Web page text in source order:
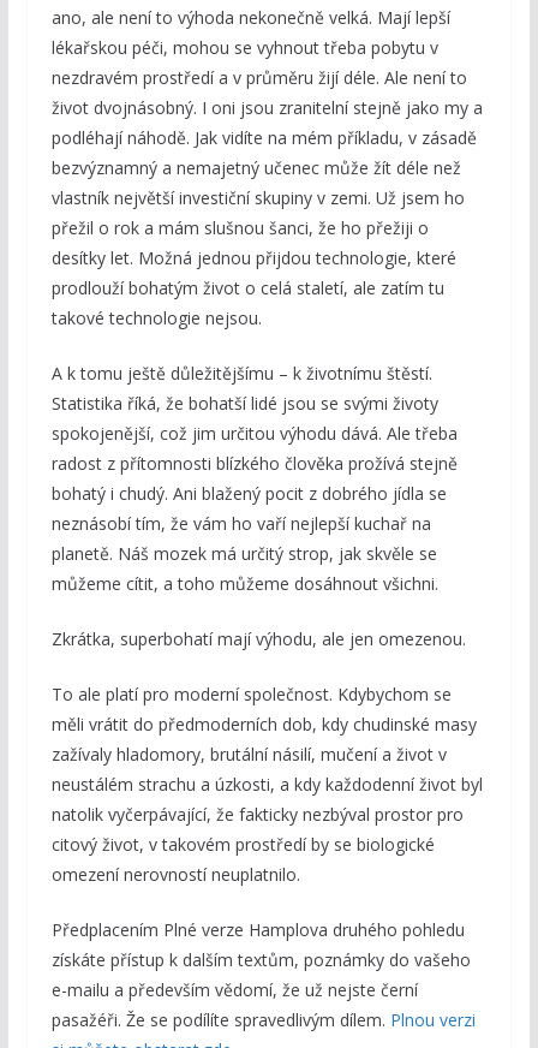
ano, ale není to výhoda nekonečně velká. Mají lepší
lékařskou péči, mohou se vyhnout třeba pobytu v
nezdravém prostředí a v průměru žijí déle. Ale není to
život dvojnásobný. I oni jsou zranitelní stejně jako my a
podléhají náhodě. Jak vidíte na mém příkladu, v zásadě
bezvýznamný a nemajetný učenec může žít déle než
vlastník největší investiční skupiny v zemi. Už jsem ho
přežil o rok a mám slušnou šanci, že ho přežiji o
desítky let. Možná jednou přijdou technologie, které
prodlouží bohatým život o celá staletí, ale zatím tu
takové technologie nejsou.
A k tomu ještě důležitějšímu – k životnímu štěstí.
Statistika říká, že bohatší lidé jsou se svými životy
spokojenější, což jim určitou výhodu dává. Ale třeba
radost z přítomnosti blízkého člověka prožívá stejně
bohatý i chudý. Ani blažený pocit z dobrého jídla se
neznásobí tím, že vám ho vaří nejlepší kuchař na
planetě. Náš mozek má určitý strop, jak skvěle se
můžeme cítit, a toho můžeme dosáhnout všichni.
Zkrátka, superbohatí mají výhodu, ale jen omezenou.
To ale platí pro moderní společnost. Kdybychom se
měli vrátit do předmoderních dob, kdy chudinské masy
zažívaly hladomory, brutální násilí, mučení a život v
neustálém strachu a úzkosti, a kdy každodenní život byl
natolik vyčerpávající, že fakticky nezbýval prostor pro
citový život, v takovém prostředí by se biologické
omezení nerovností neuplatnilo.
Předplacením Plné verze Hamplova druhého pohledu
získáte přístup k dalším textům, poznámky do vašeho
e-mailu a především vědomí, že už nejste černí
pasažéři. Že se podílíte spravedlivým dílem. Plnou verzi